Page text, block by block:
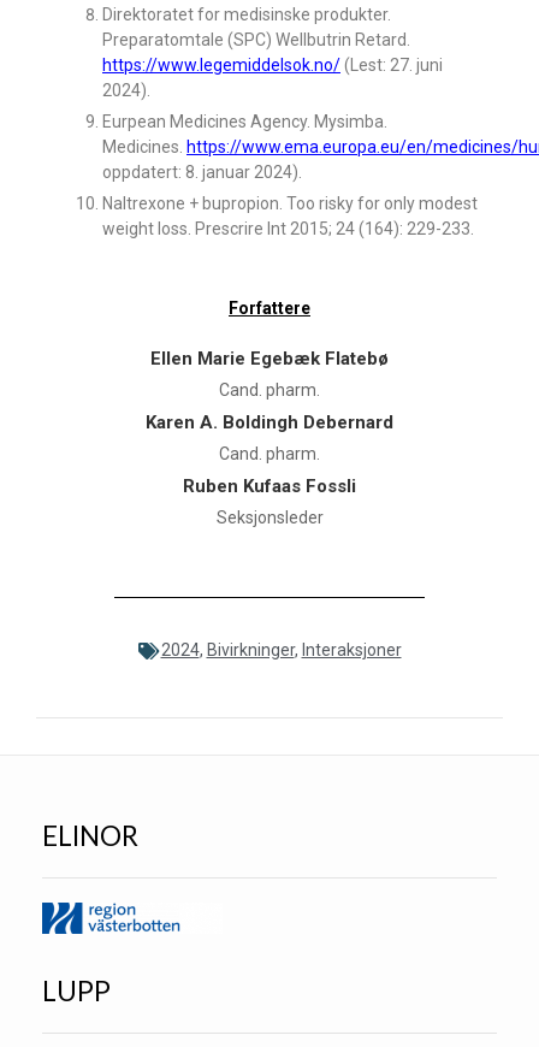
Direktoratet for medisinske produkter.
Preparatomtale (SPC) Wellbutrin Retard.
https://www.legemiddelsok.no/(Lest: 27. juni
2024).
Eurpean Medicines Agency. Mysimba.
Medicines. https://www.ema.europa.eu/en/medicines/
oppdatert: 8. januar 2024).
Naltrexone + bupropion. Too risky for only modest
weight loss. Prescrire Int 2015; 24 (164): 229-233.
Forfattere
Ellen Marie Egebæk Flatebø
Cand. pharm.
Karen A. Boldingh Debernard
Cand. pharm.
Ruben Kufaas Fossli
Seksjonsleder
2024, Bivirkninger, Interaksjoner
ELINOR
LUPP